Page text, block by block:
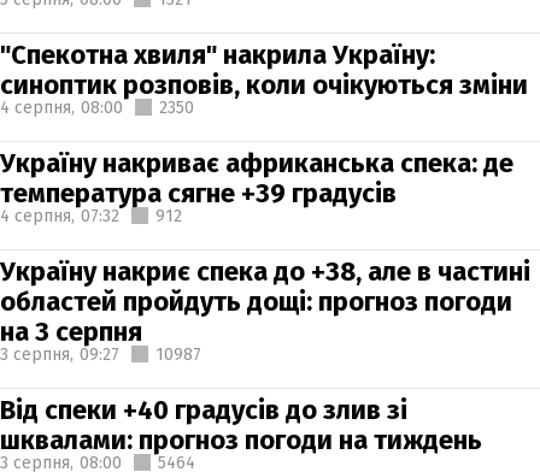
"Спекотна хвиля" накрила Україну:
синоптик розповів, коли очікуються зміни
4 серпня, 08:00 2350
Україну накриває африканська спека: де
температура сягне +39 градусів
4 серпня, 07:32 912
Україну накриє спека до +38, але в частині
областей пройдуть дощі: прогноз погоди
на 3 серпня
3 серпня, 09:27 10987
Від спеки +40 градусів до злив зі
шквалами: прогноз погоди на тиждень
3 серпня, 08:00 5464